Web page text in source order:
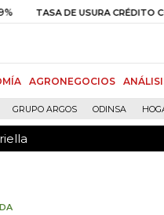
DE USURA CRÉDITO
AGRONEGOCIOS
GRUPO ARGOS ODINSA